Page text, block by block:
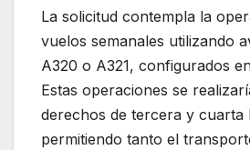
La solicitud contempla la
vuelos semanales utilizando
A320 o A321, configurados
Estas operaciones se
derechos de tercera y cuarta
permitiendo tanto el